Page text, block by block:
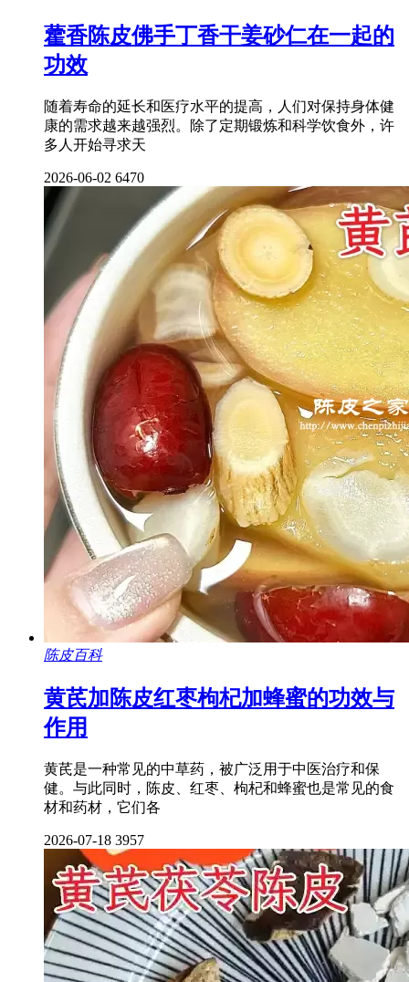
藿香陈皮佛手丁香干姜砂仁在一起的
功效
随着寿命的延长和医疗水平的提高，人们对保持身体健
康的需求越来越强烈。除了定期锻炼和科学饮食外，许
多人开始寻求天
2026-06-02 6470
陈皮百科
黄芪加陈皮红枣枸杞加蜂蜜的功效与
作用
黄芪是一种常见的中草药，被广泛用于中医治疗和保
健。与此同时，陈皮、红枣、枸杞和蜂蜜也是常见的食
材和药材，它们各
2026-07-18 3957